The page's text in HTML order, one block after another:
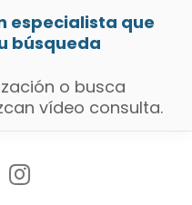
especialista que
búsqueda
o busca
vídeo consulta.